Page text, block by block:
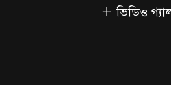
ভিডিও